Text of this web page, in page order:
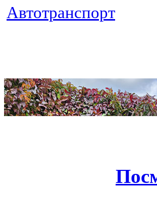
Автотранспорт